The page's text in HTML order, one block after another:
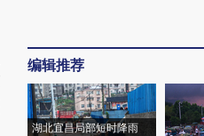
编辑推荐
湖北宜昌局部短时降雨